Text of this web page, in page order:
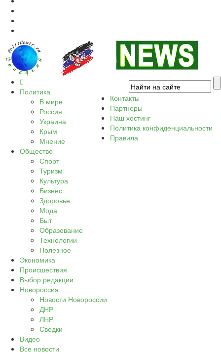
Политика
В мире
Россия
Украина
Крым
Мнение
Общество
Спорт
Туризм
Культура
Бизнес
Здоровье
Мода
Быт
Образование
Технологии
Полезное
Экономика
Происшествия
Выбор редакции
Новороссия
Новости Новороссии
ДНР
ЛНР
Сводки
Видео
Все новости
Контакты
Партнеры
Наш хостинг
Политика конфиденциальности
Правила